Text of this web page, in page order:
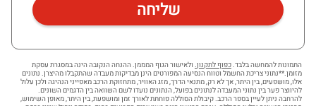
התמונות להמחשה בלבד.כפוף לתקנון. ולאישור הגוף המממן. ההנחה הנקובה הינה במסגרת עסקת
מזומן.**נתוני צריכת החשמל וטווח הנסיעה המפורטים הינן מבדיקות מעבדה שהתקבלו מהיצרן. נתונים
אלו, מושפעים, בין היתר, אך לא רק, מתנאי הדרך, מזג האוויר, מתחזוקת הרכב מאפייני הנהיגה ולכן עלול
להיווצר פער בין נתוני המעבדה לנתונים בפועל, הנתונים נועדו לשם השוואה בין הדגמים השונים.
להרחבה ניתן לעיין בספר הרכב. קיבולת הסוללה פוחתת לאורך זמן ומושפעת, בין היתר, מאופן השימוש,